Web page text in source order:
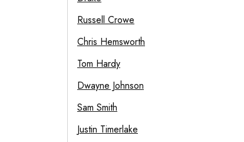
Russell Crowe
Chris Hemsworth
Tom Hardy
Dwayne Johnson
Sam Smith
Justin Timerlake